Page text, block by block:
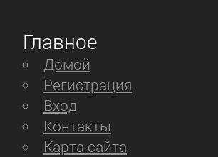
Главное
Домой
Регистрация
Вход
Контакты
Карта сайта